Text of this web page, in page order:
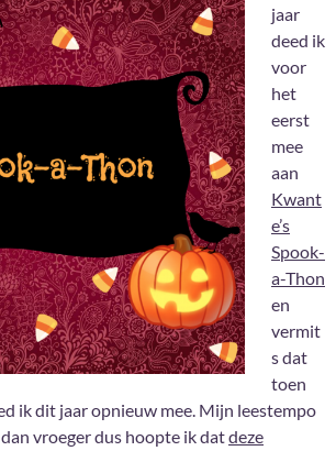
jaar
deed ik
voor
het
eerst
mee
aan
Kwant
e’s
Spook-
a-Thon
en
vermit
s dat
toen
ik dit jaar opnieuw mee. Mijn leestempo
vroeger dus hoopte ik datdeze